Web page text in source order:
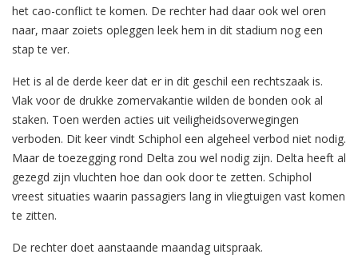
het cao-conflict te komen. De rechter had daar ook wel oren
naar, maar zoiets opleggen leek hem in dit stadium nog een
stap te ver.
Het is al de derde keer dat er in dit geschil een rechtszaak is.
Vlak voor de drukke zomervakantie wilden de bonden ook al
staken. Toen werden acties uit veiligheidsoverwegingen
verboden. Dit keer vindt Schiphol een algeheel verbod niet nodig.
Maar de toezegging rond Delta zou wel nodig zijn. Delta heeft al
gezegd zijn vluchten hoe dan ook door te zetten. Schiphol
vreest situaties waarin passagiers lang in vliegtuigen vast komen
te zitten.
De rechter doet aanstaande maandag uitspraak.